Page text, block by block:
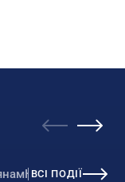
Кар’єра та
ВСІ ПОДІЇ